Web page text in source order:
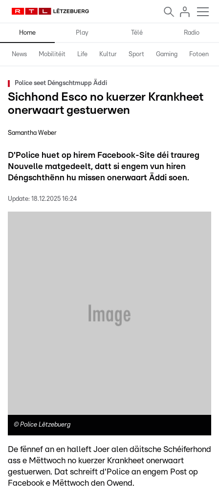
Home Play Télé Radio
News Mobilitéit Life Kultur Sport Gaming Fotoen
Police seet Déngschtmupp Äddi
Sichhond Esco no kuerzer Krankheet
onerwaart gestuerwen
Samantha Weber
D'Police huet op hirem Facebook-Site déi traureg
Nouvelle matgedeelt, datt si engem vun hiren
Déngschthënn hu missen onerwaart Äddi soen.
Update: 18.12.2025 16:24
© Police Lëtzebuerg
De fënnef an en halleft Joer alen däitsche Schéiferhond
ass e Mëttwoch no kuerzer Krankheet onerwaart
gestuerwen. Dat schreift d'Police an engem Post op
Facebook e Mëttwoch den Owend.